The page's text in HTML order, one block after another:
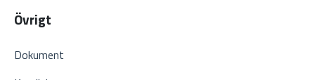
Övrigt
Dokument